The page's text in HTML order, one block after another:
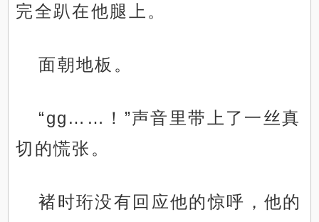
完全趴在他腿上。
面朝地板。
“gg……！”声音里带上了一丝真
切的慌张。
褚时珩没有回应他的惊呼，他的